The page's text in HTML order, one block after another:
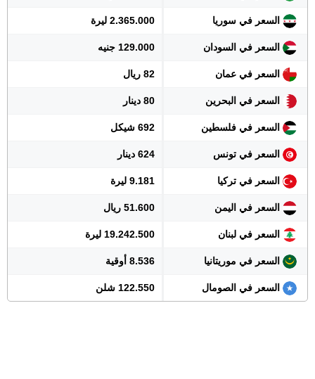
السعر في سوريا 2.365.000 ليرة
السعر في السودان 129.000 جنيه
السعر في عمان 82 ريال
السعر في البحرين 80 دينار
السعر في فلسطين 692 شيكل
السعر في تونس 624 دينار
السعر في تركيا 9.181 ليرة
السعر في اليمن 51.600 ريال
السعر في لبنان 19.242.500 ليرة
السعر في موريتانيا 8.536 أوقية
السعر في الصومال 122.550 شلن